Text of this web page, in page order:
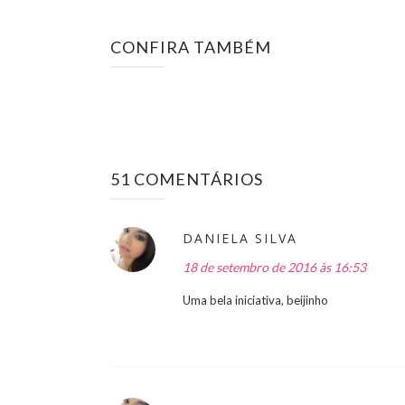
CONFIRA TAMBÉM
51 COMENTÁRIOS
DANIELA SILVA
18 de setembro de 2016 às 16:53
Uma bela iniciativa, beijinho